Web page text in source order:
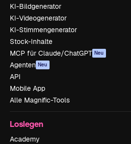
KI-Bildgenerator
KI-Videogenerator
KI-Stimmengenerator
Stock-Inhalte
MCP für Claude/ChatGPT Neu
Agenten Neu
API
Mobile App
Alle Magnific-Tools
Loslegen
Academy